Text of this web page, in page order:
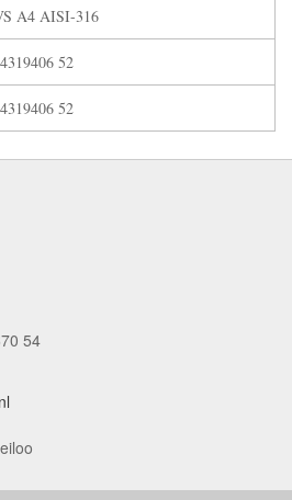
A4 AISI-316
52
52
54